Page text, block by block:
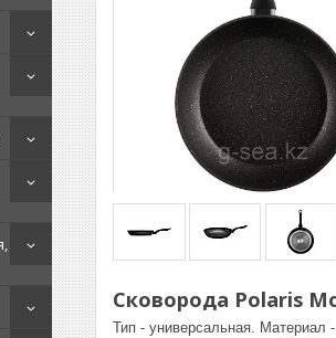
Сковорода Polaris
Тип - универсальная.